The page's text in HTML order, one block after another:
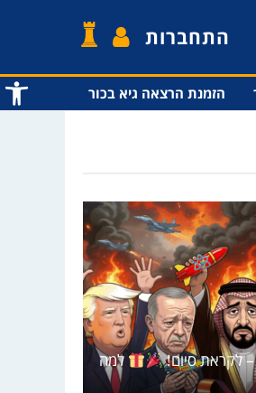
פתח
התחברות
הזמנת הרצאה גיא בכור
לקראת סיום!
למה